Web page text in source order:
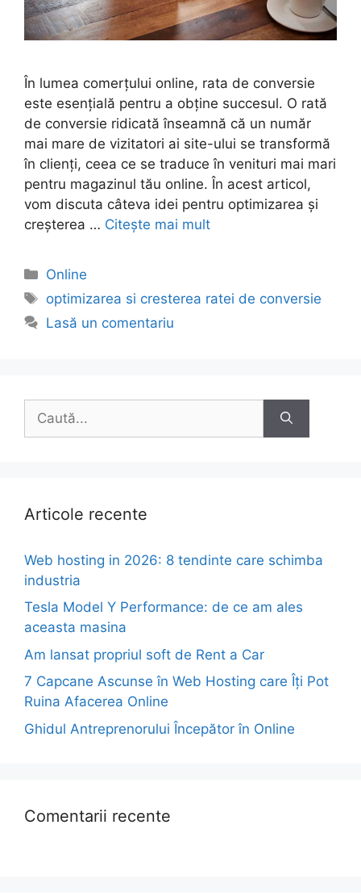
În lumea comerțului online, rata de conversie
este esențială pentru a obține succesul. O rată
de conversie ridicată înseamnă că un număr
mai mare de vizitatori ai site-ului se transformă
în clienți, ceea ce se traduce în venituri mai mari
pentru magazinul tău online. În acest articol,
vom discuta câteva idei pentru optimizarea și
creșterea … Citește mai mult
Categorii
Online
Etichete
optimizarea si cresterea ratei de conversie
Lasă un comentariu
după:
Articole recente
Web hosting in 2026: 8 tendinte care schimba
industria
Tesla Model Y Performance: de ce am ales
aceasta masina
Am lansat propriul soft de Rent a Car
7 Capcane Ascunse în Web Hosting care Îți Pot
Ruina Afacerea Online
Ghidul Antreprenorului Începător în Online
Comentarii recente